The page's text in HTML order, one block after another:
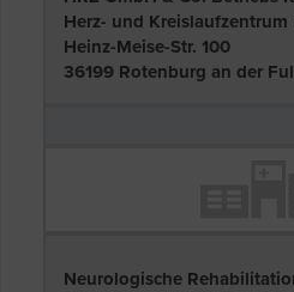
Herz- und
Heinz-Meise-Str. 100
36199 Rotenburg an der
Neurologische